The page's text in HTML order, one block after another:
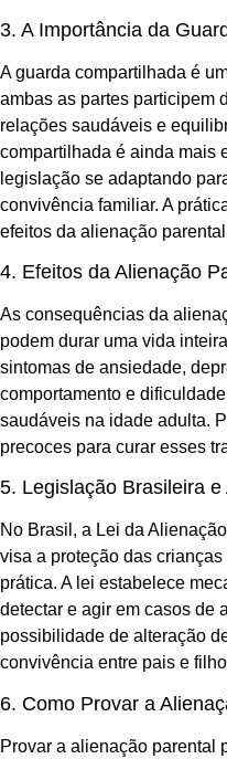
3. A Importância da
A guarda compartilhada é
ambas as partes participem
relações saudáveis e
compartilhada é ainda mais
legislação se adaptando
convivência familiar. A
efeitos da alienação
4. Efeitos da Alienação
As consequências da
podem durar uma vida
sintomas de ansiedade,
comportamento e
saudáveis na idade adulta.
precoces para curar esses
5. Legislação Brasileira e
No Brasil, a Lei da
visa a proteção das
prática. A lei estabelece
detectar e agir em casos de
possibilidade de alteração
convivência entre pais e
6. Como Provar a
Provar a alienação parental